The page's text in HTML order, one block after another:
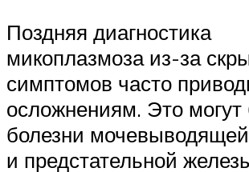
Поздняя диагностика
микоплазмоза из-за
симптомов часто
осложнениям. Это могут
болезни
и предстательной